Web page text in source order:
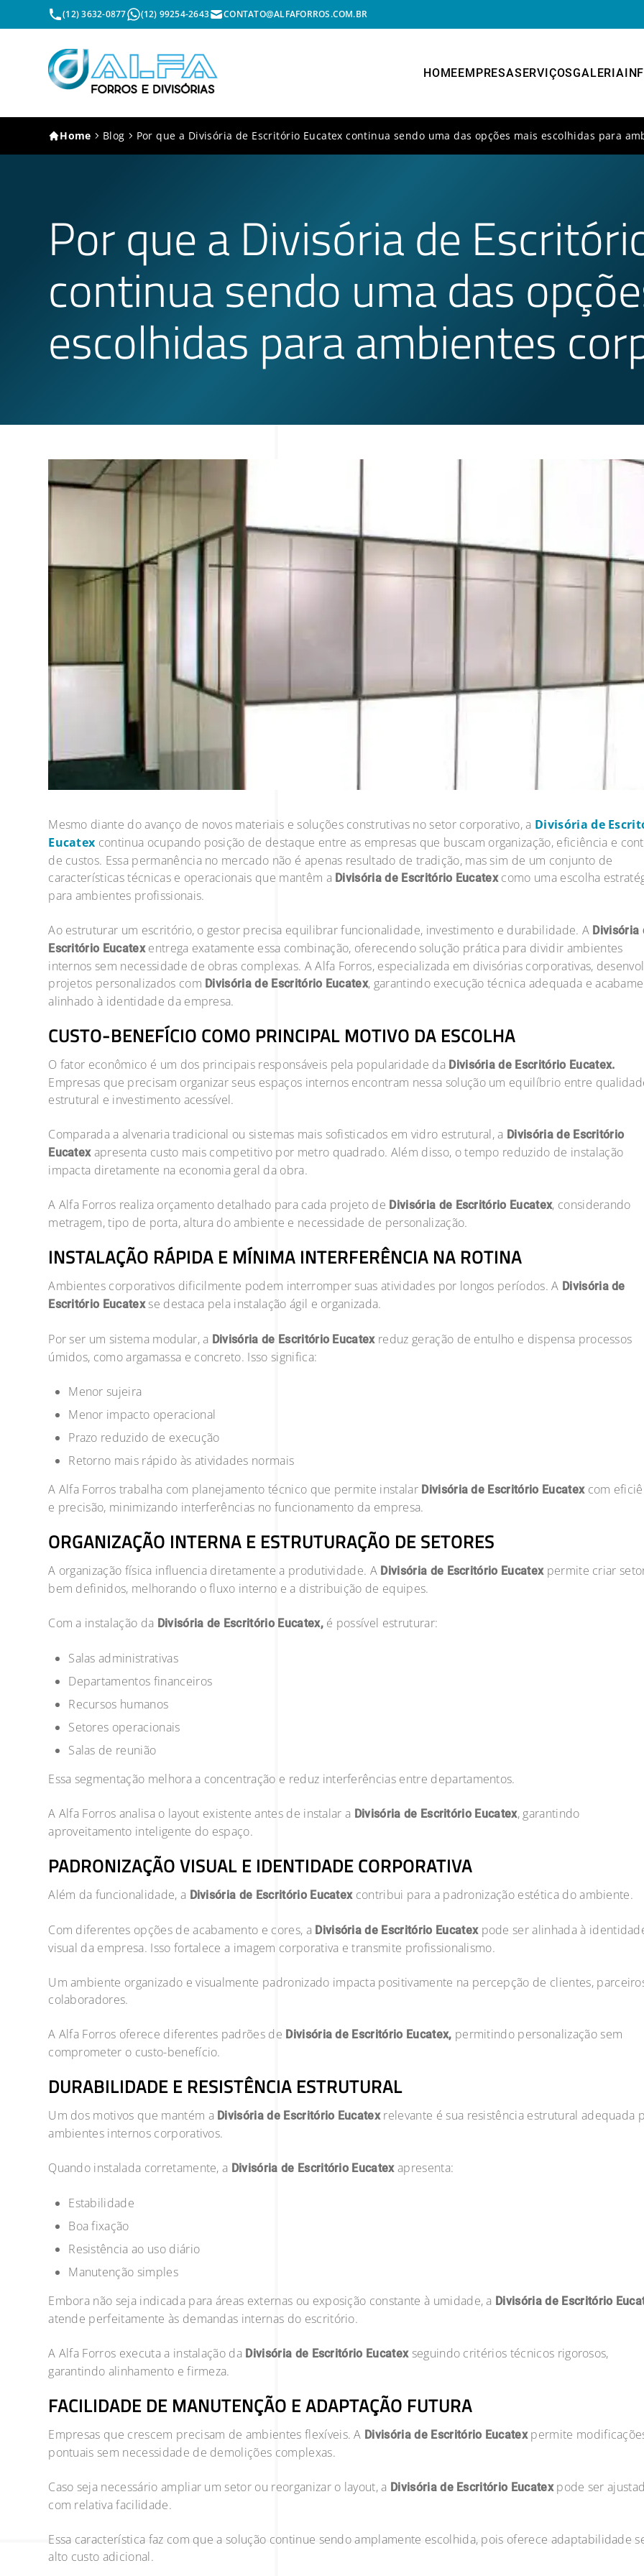
(12) 3632-0877 (12) 99254-2643 CONTATO@ALFAFORROS.COM.BR
HOMEEMPRESASERVIÇOSGALERIA
Home Blog Por que a Divisória de Escritório Eucatex continua sendo uma das opções mais escolhidas para
Por que a Divisória de
continua sendo uma das
escolhidas para ambientes
Mesmo diante do avanço de novos materiais e soluções construtivas no setor corporativo, a Divisória de
Eucatex continua ocupando posição de destaque entre as empresas que buscam organização, eficiência e
de custos. Essa permanência no mercado não é apenas resultado de tradição, mas sim de um conjunto de
características técnicas e operacionais que mantêm a Divisória de Escritório Eucatexcomo uma escolha
para ambientes profissionais.
Ao estruturar um escritório, o gestor precisa equilibrar funcionalidade, investimento e durabilidade. A Divisória
Escritório Eucatexentrega exatamente essa combinação, oferecendo solução prática para dividir ambientes
internos sem necessidade de obras complexas. A Alfa Forros, especializada em divisórias corporativas,
projetos personalizados com Divisória de Escritório Eucatex, garantindo execução técnica adequada e
alinhado à identidade da empresa.
CUSTO-BENEFÍCIO COMO PRINCIPAL MOTIVO DA ESCOLHA
O fator econômico é um dos principais responsáveis pela popularidade da Divisória de Escritório Eucatex.
Empresas que precisam organizar seus espaços internos encontram nessa solução um equilíbrio entre
estrutural e investimento acessível.
Comparada a alvenaria tradicional ou sistemas mais sofisticados em vidro estrutural, a Divisória de Escritório
Eucatexapresenta custo mais competitivo por metro quadrado. Além disso, o tempo reduzido de instalação
impacta diretamente na economia geral da obra.
A Alfa Forros realiza orçamento detalhado para cada projeto de Divisória de Escritório Eucatex, considerando
metragem, tipo de porta, altura do ambiente e necessidade de personalização.
INSTALAÇÃO RÁPIDA E MÍNIMA INTERFERÊNCIA NA ROTINA
Ambientes corporativos dificilmente podem interromper suas atividades por longos períodos. A Divisória de
Escritório Eucatexse destaca pela instalação ágil e organizada.
Por ser um sistema modular, a Divisória de Escritório Eucatexreduz geração de entulho e dispensa processos
úmidos, como argamassa e concreto. Isso significa:
Menor sujeira
Menor impacto operacional
Prazo reduzido de execução
Retorno mais rápido às atividades normais
A Alfa Forros trabalha com planejamento técnico que permite instalar Divisória de Escritório Eucatexcom
e precisão, minimizando interferências no funcionamento da empresa.
ORGANIZAÇÃO INTERNA E ESTRUTURAÇÃO DE SETORES
A organização física influencia diretamente a produtividade. A Divisória de Escritório Eucatexpermite criar
bem definidos, melhorando o fluxo interno e a distribuição de equipes.
Com a instalação da Divisória de Escritório Eucatex,é possível estruturar:
Salas administrativas
Departamentos financeiros
Recursos humanos
Setores operacionais
Salas de reunião
Essa segmentação melhora a concentração e reduz interferências entre departamentos.
A Alfa Forros analisa o layout existente antes de instalar a Divisória de Escritório Eucatex, garantindo
aproveitamento inteligente do espaço.
PADRONIZAÇÃO VISUAL E IDENTIDADE CORPORATIVA
Além da funcionalidade, a Divisória de Escritório Eucatexcontribui para a padronização estética do ambiente.
Com diferentes opções de acabamento e cores, aDivisória de Escritório Eucatexpode ser alinhada à
visual da empresa. Isso fortalece a imagem corporativa e transmite profissionalismo.
Um ambiente organizado e visualmente padronizado impacta positivamente na percepção de clientes,
colaboradores.
A Alfa Forros oferece diferentes padrões de Divisória de Escritório Eucatex, permitindo personalização sem
comprometer o custo-benefício.
DURABILIDADE E RESISTÊNCIA ESTRUTURAL
Um dos motivos que mantém a Divisória de Escritório Eucatexrelevante é sua resistência estrutural adequada
ambientes internos corporativos.
Quando instalada corretamente, a Divisória de Escritório Eucatexapresenta:
Estabilidade
Boa fixação
Resistência ao uso diário
Manutenção simples
Embora não seja indicada para áreas externas ou exposição constante à umidade, a Divisória de Escritório
atende perfeitamente às demandas internas do escritório.
A Alfa Forros executa a instalação da Divisória de Escritório Eucatexseguindo critérios técnicos rigorosos,
garantindo alinhamento e firmeza.
FACILIDADE DE MANUTENÇÃO E ADAPTAÇÃO FUTURA
Empresas que crescem precisam de ambientes flexíveis. A Divisória de Escritório Eucatexpermite
pontuais sem necessidade de demolições complexas.
Caso seja necessário ampliar um setor ou reorganizar o layout, a Divisória de Escritório Eucatexpode ser
com relativa facilidade.
Essa característica faz com que a solução continue sendo amplamente escolhida, pois oferece adaptabilidade
alto custo adicional.